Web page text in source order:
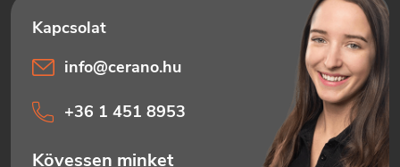
info@cerano.hu
+36 1 451 8953